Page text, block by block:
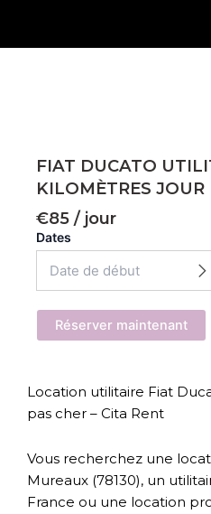
contenu
FIAT DUCATO
KILOMÈTRES JOUR
€85 / jour
Dates
Réserver maintenant
Location utilitaire Fiat
pas cher – Cita Rent
Vous recherchez une
Mureaux (78130), un
France ou une location